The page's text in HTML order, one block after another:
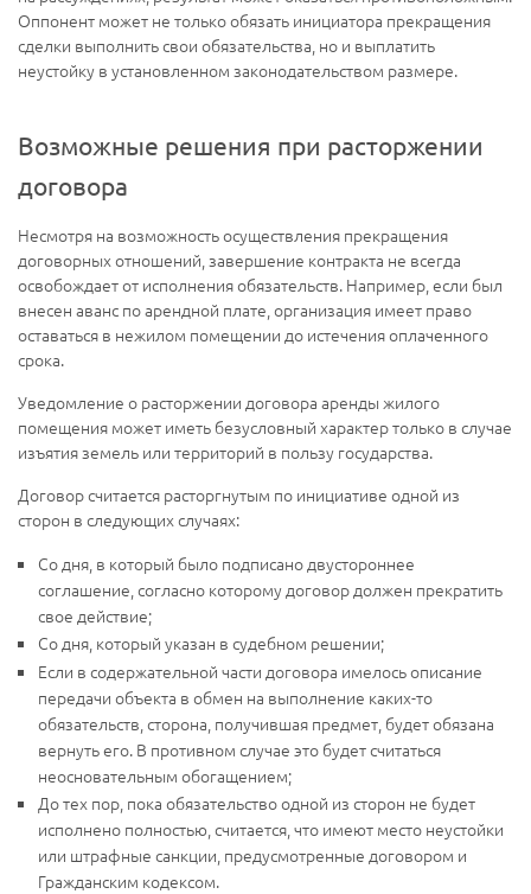
Оппонент может не только обязать инициатора прекращения
сделки выполнить свои обязательства, но и выплатить
неустойку в установленном законодательством размере.
Возможные решения при расторжении
договора
Несмотря на возможность осуществления прекращения
договорных отношений, завершение контракта не всегда
освобождает от исполнения обязательств. Например, если был
внесен аванс по арендной плате, организация имеет право
оставаться в нежилом помещении до истечения оплаченного
срока.
Уведомление о расторжении договора аренды жилого
помещения может иметь безусловный характер только в случае
изъятия земель или территорий в пользу государства.
Договор считается расторгнутым по инициативе одной из
сторон в следующих случаях:
Со дня, в который было подписано двустороннее
соглашение, согласно которому договор должен прекратить
свое действие;
Со дня, который указан в судебном решении;
Если в содержательной части договора имелось описание
передачи объекта в обмен на выполнение каких-то
обязательств, сторона, получившая предмет, будет обязана
вернуть его. В противном случае это будет считаться
неосновательным обогащением;
До тех пор, пока обязательство одной из сторон не будет
исполнено полностью, считается, что имеют место неустойки
или штрафные санкции, предусмотренные договором и
Гражданским кодексом.